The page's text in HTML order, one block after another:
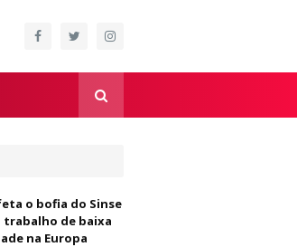
o bofia do Sinse
trabalho de baixa
na Europa